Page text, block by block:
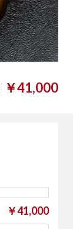
￥41,000
￥41,000